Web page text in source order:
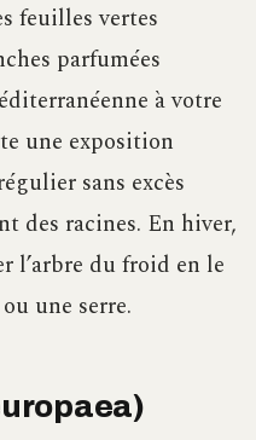
feuilles vertes
parfumées
à votre
une exposition
sans excès
des racines. En hiver,
l’arbre du froid en le
une serre.